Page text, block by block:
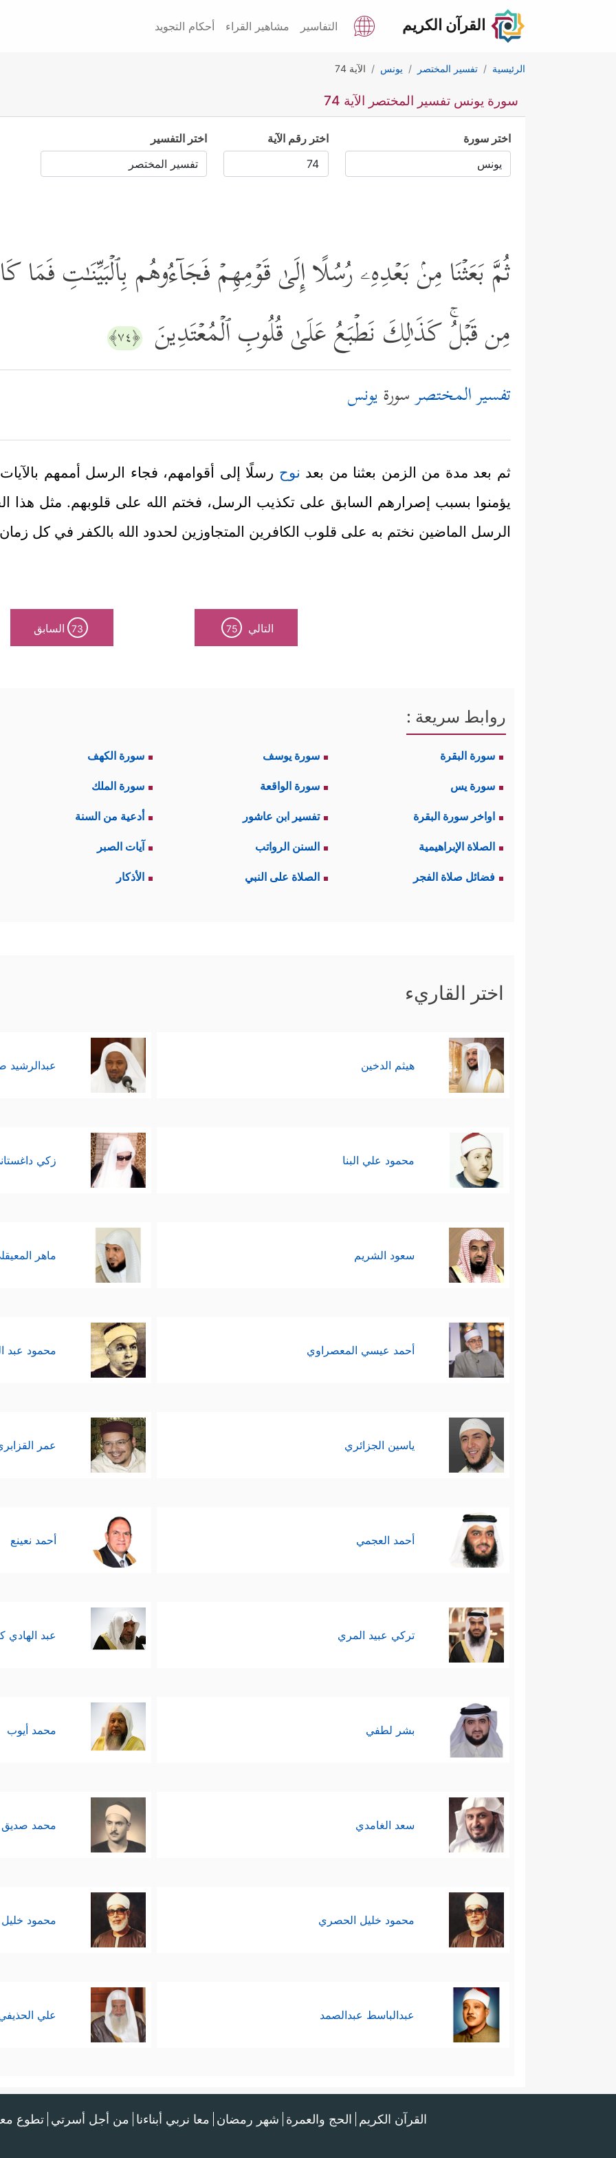
القرآن الكريم التفاسير مشاهير القراء أحكام التجويد
الرئيسية تفسير المختصر يونس الآية 74
سورة يونس تفسير المختصر الآية 74
اختر سورة اختر رقم الآية اختر التفسير
ثُمَّ بَعَثۡنَا مِنۢ بَعۡدِهِۦ رُسُلًا إِلَىٰ قَوۡمِهِمۡ فَجَاۤءُوهُم بِٱلۡبَیِّنَـٰتِ فَمَا
مِن قَبۡلُۚ كَذَ ٰ⁠لِكَ نَطۡبَعُ عَلَىٰ قُلُوبِ ٱلۡمُعۡتَدِینَ ﴿٧٤﴾
تفسير المختصرسورةيونس
ثم بعد مدة من الزمن بعثنا من بعد نوح رسلًا إلى أقوامهم، فجاء الرسل أممهم
يؤمنوا بسبب إصرارهم السابق على تكذيب الرسل، فختم الله على قلوبهم. مثل هذا
الرسل الماضين نختم به على قلوب الكافرين المتجاوزين لحدود الله بالكفر في كل
التالي 75
73 السابق
روابط سريعة :
سورة البقرة سورة يوسف سورة الكهف
سورة يس سورة الواقعة سورة الملك
اواخر سورة البقرة تفسير ابن عاشور أدعية من السنة
الصلاة الإبراهيمية السنن الرواتب آيات الصبر
فضائل صلاة الفجر الصلاة على النبي الأذكار
اختر القاريء
هيثم الدخين عبدالرشيد
محمود علي البنا زكي
سعود الشريم ماهر
أحمد عيسي المعصراوي محمود عبد
ياسين الجزائري عمر
أحمد العجمي أحمد نعينع
تركي عبيد المري عبد الهادي
بشر لطفي محمد أيوب
سعد الغامدي محمد صديق
محمود خليل الحصري محمود
عبدالباسط عبدالصمد علي
القرآن الكريم الحج والعمرة شهر رمضان معا نربي أبناءنا من أجل أسرتي تطوع